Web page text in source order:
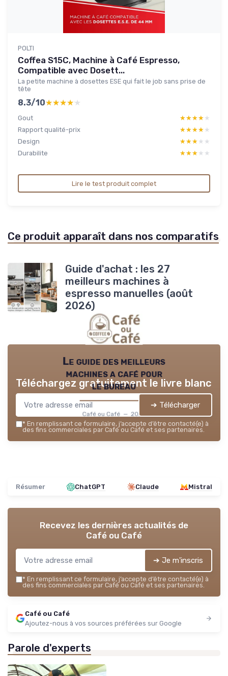
POLTI
Coffea S15C, Machine à Café Espresso,
Compatible avec Dosett...
La petite machine à dosettes ESE qui fait le job sans prise de
tête
8.3/10★★★★★
★★★★★
Gout ★★★★★
★★★★★
Rapport qualité-prix
★★★★★
★★★★★
Design
★★★★★
★★★★★
Durabilite
★★★★★
★★★★★
Lire le test produit complet
Ce produit apparaît dans nos comparatifs
Guide d'achat : les 27
meilleurs machines à
espresso manuelles (août
2026)
Le guide des meilleurs
machines a café pour
le bureau
Café ou Café — 2026
Téléchargez gratuitement le livre blanc
➔ Télécharger
* En remplissant ce formulaire, j’accepte d’être contacté(e) à
des fins commerciales par Café ou Café et ses partenaires.
Résumer ChatGPT Claude Mistral
Recevez les dernières actualités de
Café ou Café
➔ Je m'inscris
* En remplissant ce formulaire, j’accepte d’être contacté(e) à
des fins commerciales par Café ou Café et ses partenaires.
Café ou Café
Ajoutez-nous à vos sources préférées sur Google
Parole d'experts